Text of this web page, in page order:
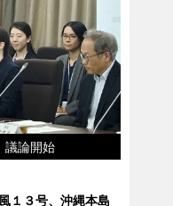
議論開始
１３号、沖縄本島